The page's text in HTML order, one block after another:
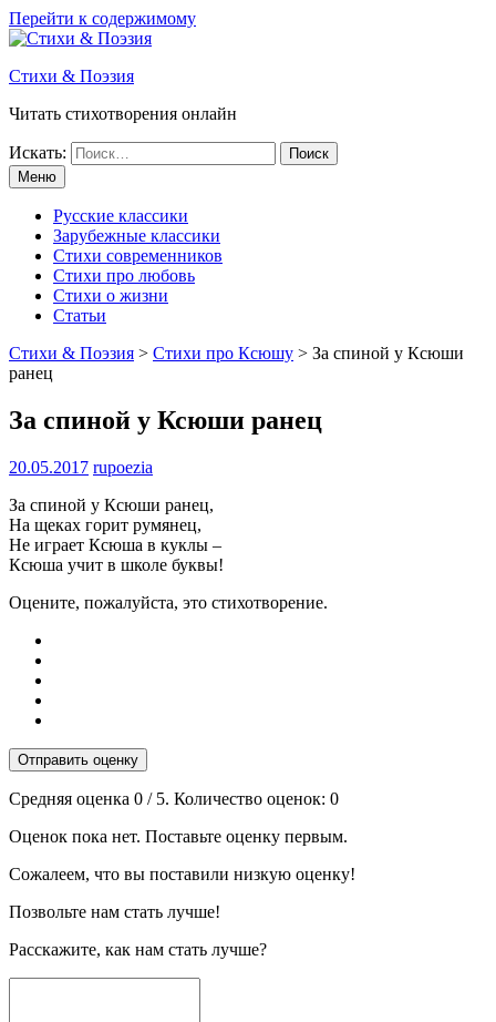
Перейти к содержимому
Стихи & Поэзия
Читать стихотворения онлайн
Искать:
Меню
Русские классики
Зарубежные классики
Стихи современников
Стихи про любовь
Стихи о жизни
Статьи
Стихи & Поэзия > Стихи про Ксюшу > За спиной у Ксюши
ранец
За спиной у Ксюши ранец
20.05.2017 rupoezia
За спиной у Ксюши ранец,
На щеках горит румянец,
Не играет Ксюша в куклы –
Ксюша учит в школе буквы!
Оцените, пожалуйста, это стихотворение.
Отправить оценку
Средняя оценка 0 / 5. Количество оценок: 0
Оценок пока нет. Поставьте оценку первым.
Сожалеем, что вы поставили низкую оценку!
Позвольте нам стать лучше!
Расскажите, как нам стать лучше?